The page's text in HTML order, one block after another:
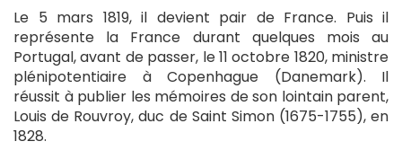
Le 5 mars 1819, il devient pair de France. Puis il
représente la France durant quelques mois au
Portugal, avant de passer, le 11 octobre 1820, ministre
plénipotentiaire à Copenhague (Danemark). Il
réussit à publier les mémoires de son lointain parent,
Louis de Rouvroy, duc de Saint Simon (1675-1755), en
1828.